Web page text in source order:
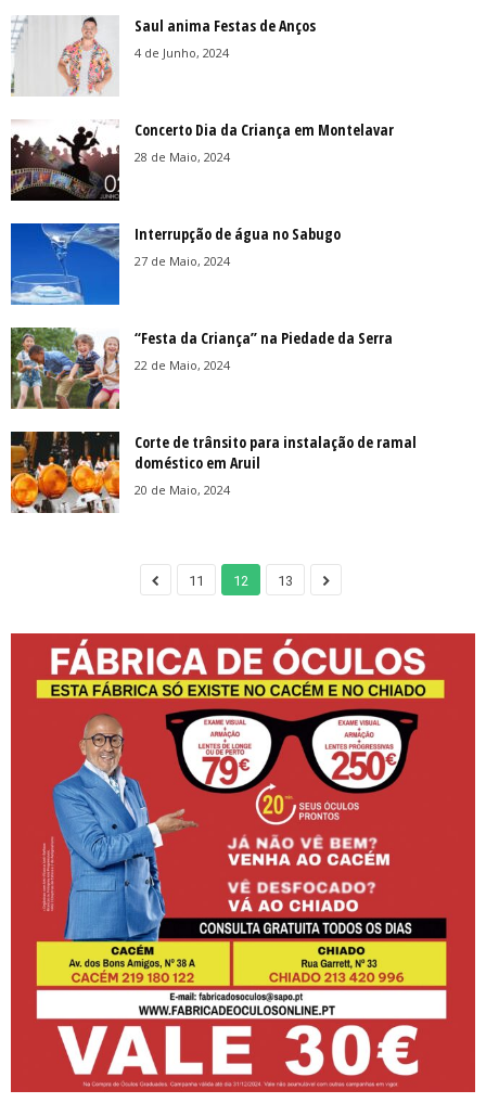
Saul anima Festas de Anços
4 de Junho, 2024
Concerto Dia da Criança em Montelavar
28 de Maio, 2024
Interrupção de água no Sabugo
27 de Maio, 2024
“Festa da Criança” na Piedade da Serra
22 de Maio, 2024
Corte de trânsito para instalação de ramal
doméstico em Aruil
20 de Maio, 2024
11 12 13